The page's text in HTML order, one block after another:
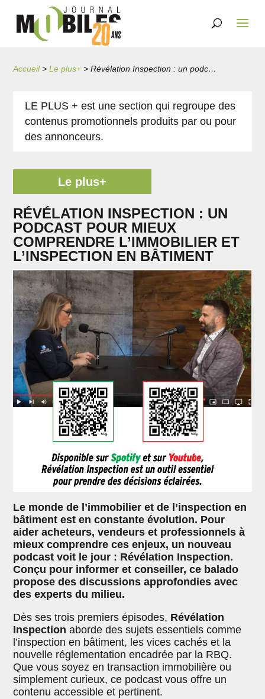
Accueil>Le plus+ > Révélation Inspection : un podcast pour mieux comprendre l’immobilier et l’inspection en bâtiment
LE PLUS + est une section qui regroupe des
contenus promotionnels produits par ou pour
des annonceurs.
Le plus+
RÉVÉLATION INSPECTION : UN
PODCAST POUR MIEUX
COMPRENDRE L’IMMOBILIER ET
L’INSPECTION EN BÂTIMENT
Le monde de l’immobilier et de l’inspection en
bâtiment est en constante évolution. Pour
aider acheteurs, vendeurs et professionnels à
mieux comprendre ces enjeux, un nouveau
podcast voit le jour : Révélation Inspection.
Conçu pour informer et conseiller, ce balado
propose des discussions approfondies avec
des experts du milieu.
Dès ses trois premiers épisodes, Révélation
Inspection aborde des sujets essentiels comme
l’inspection en bâtiment, les vices cachés et la
nouvelle réglementation encadrée par la RBQ.
Que vous soyez en transaction immobilière ou
simplement curieux, ce podcast vous offre un
contenu accessible et pertinent.